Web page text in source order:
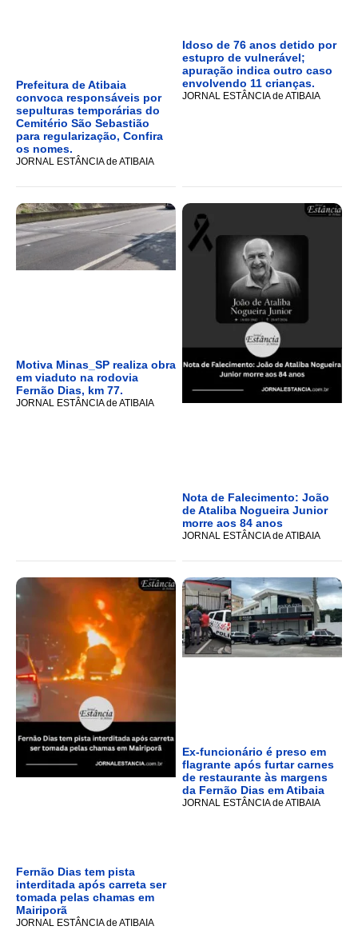
Prefeitura de Atibaia
convoca responsáveis por
sepulturas temporárias do
Cemitério São Sebastião
para regularização, Confira
os nomes.
JORNAL ESTÂNCIA de ATIBAIA
Idoso de 76 anos detido por
estupro de vulnerável;
apuração indica outro caso
envolvendo 11 crianças.
JORNAL ESTÂNCIA de ATIBAIA
Motiva Minas_SP realiza obra
em viaduto na rodovia
Fernão Dias, km 77.
JORNAL ESTÂNCIA de ATIBAIA
Nota de Falecimento: João
de Ataliba Nogueira Junior
morre aos 84 anos
JORNAL ESTÂNCIA de ATIBAIA
Fernão Dias tem pista
interditada após carreta ser
tomada pelas chamas em
Mairiporã
JORNAL ESTÂNCIA de ATIBAIA
Ex-funcionário é preso em
flagrante após furtar carnes
de restaurante às margens
da Fernão Dias em Atibaia
JORNAL ESTÂNCIA de ATIBAIA